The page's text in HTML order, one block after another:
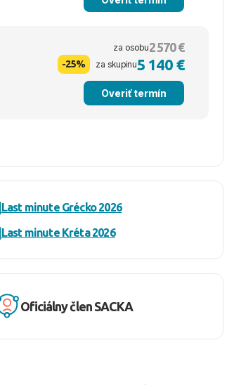
za osobu2 570 €
-25% za skupinu5 140 €
Overiť termín
Last minute Grécko 2026
Last minute Kréta 2026
Oficiálny člen SACKA